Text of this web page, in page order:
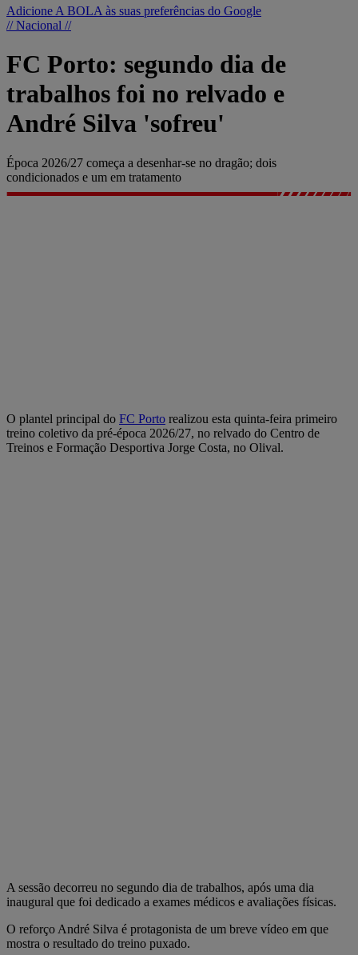
Adicione A BOLA às suas preferências do Google
// Nacional //
FC Porto: segundo dia de
trabalhos foi no relvado e
André Silva 'sofreu'
Época 2026/27 começa a desenhar-se no dragão; dois
condicionados e um em tratamento
O plantel principal do FC Porto realizou esta quinta-feira primeiro
treino coletivo da pré-época 2026/27, no relvado do Centro de
Treinos e Formação Desportiva Jorge Costa, no Olival.
A sessão decorreu no segundo dia de trabalhos, após uma dia
inaugural que foi dedicado a exames médicos e avaliações físicas.
O reforço André Silva é protagonista de um breve vídeo em que
mostra o resultado do treino puxado.